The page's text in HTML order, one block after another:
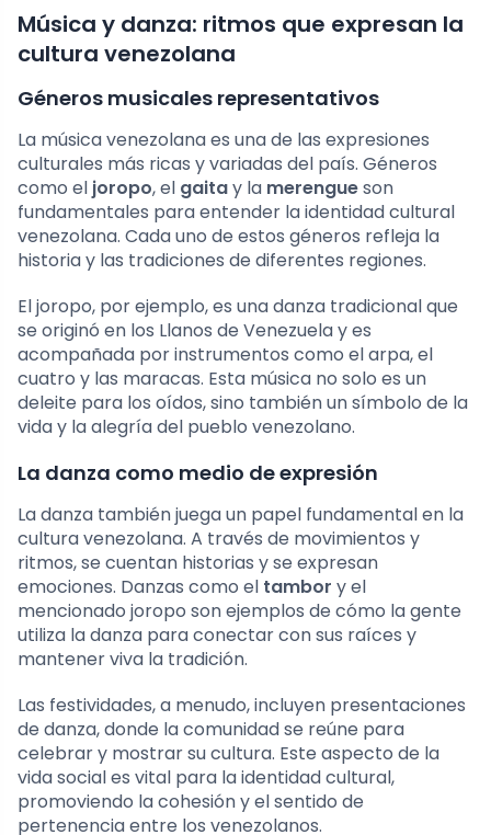
Música y danza: ritmos que expresan la
cultura venezolana
Géneros musicales representativos
La música venezolana es una de las expresiones
culturales más ricas y variadas del país. Géneros
como el joropo, el gaitay la merengueson
fundamentales para entender la identidad cultural
venezolana. Cada uno de estos géneros refleja la
historia y las tradiciones de diferentes regiones.
El joropo, por ejemplo, es una danza tradicional que
se originó en los Llanos de Venezuela y es
acompañada por instrumentos como el arpa, el
cuatro y las maracas. Esta música no solo es un
deleite para los oídos, sino también un símbolo de la
vida y la alegría del pueblo venezolano.
La danza como medio de expresión
La danza también juega un papel fundamental en la
cultura venezolana. A través de movimientos y
ritmos, se cuentan historias y se expresan
emociones. Danzas como el tambor y el
mencionado joropo son ejemplos de cómo la gente
utiliza la danza para conectar con sus raíces y
mantener viva la tradición.
Las festividades, a menudo, incluyen presentaciones
de danza, donde la comunidad se reúne para
celebrar y mostrar su cultura. Este aspecto de la
vida social es vital para la identidad cultural,
promoviendo la cohesión y el sentido de
pertenencia entre los venezolanos.